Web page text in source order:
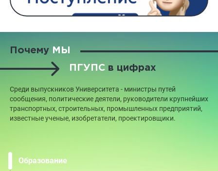
Почему
МЫ
ПГУПС в цифрах
Среди выпускников Университета - министры путей
сообщения, политические деятели, руководители крупнейших
транспортных, строительных, промышленных предприятий,
известные ученые, изобретатели, проектировщики.
Образование